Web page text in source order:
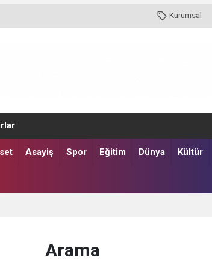
Kurumsal
Asayiş Spor Eğitim Dünya Kültür
Arama